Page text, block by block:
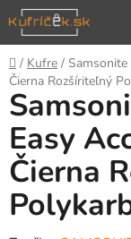
Prejsť
na
obsah
Domov
/ Kufre /
Čierna Rozšíriteľný
Easy
Čierna